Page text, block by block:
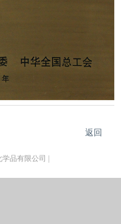
返回
品有限公司 |